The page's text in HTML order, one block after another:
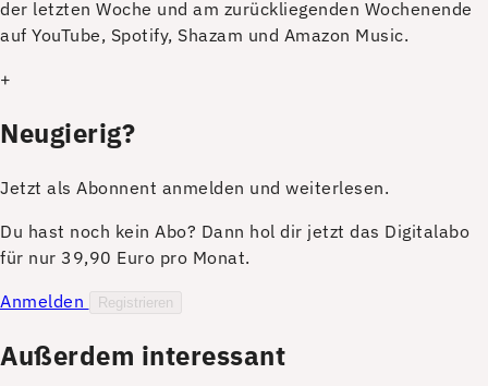
der letzten Woche und am zurückliegenden Wochenende
auf YouTube, Spotify, Shazam und Amazon Music.
+
Neugierig?
Jetzt als Abonnent anmelden und weiterlesen.
Du hast noch kein Abo? Dann hol dir jetzt das Digitalabo
für nur 39,90 Euro pro Monat.
Anmelden
Registrieren
Außerdem interessant